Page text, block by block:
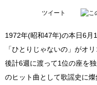
ツイート
1972年(昭和47年)の本日6月
「ひとりじゃないの」がオ
後計6週に渡って1位の座を
のヒット曲として歌謡史に